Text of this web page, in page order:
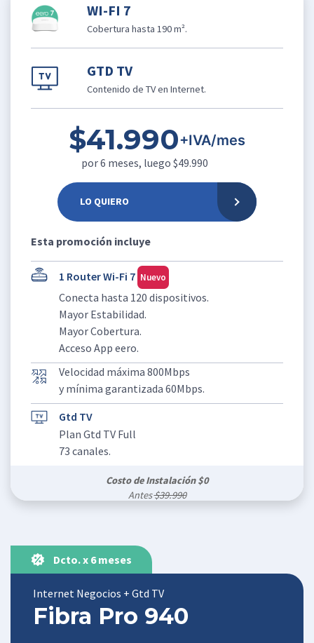
WI-FI 7
Cobertura hasta 190 m².
GTD TV
Contenido de TV en Internet.
$41.990+IVA/mes
por 6 meses, luego $49.990
LO QUIERO
Esta promoción incluye
1 Router Wi-Fi 7 Nuevo
Conecta hasta 120 dispositivos.
Mayor Estabilidad.
Mayor Cobertura.
Acceso App eero.
Velocidad máxima 800Mbps
y mínima garantizada 60Mbps.
Gtd TV
Plan Gtd TV Full
73 canales.
Costo de Instalación $0
Antes$39.990
Dcto. x 6 meses
Internet Negocios + Gtd TV
Fibra Pro 940